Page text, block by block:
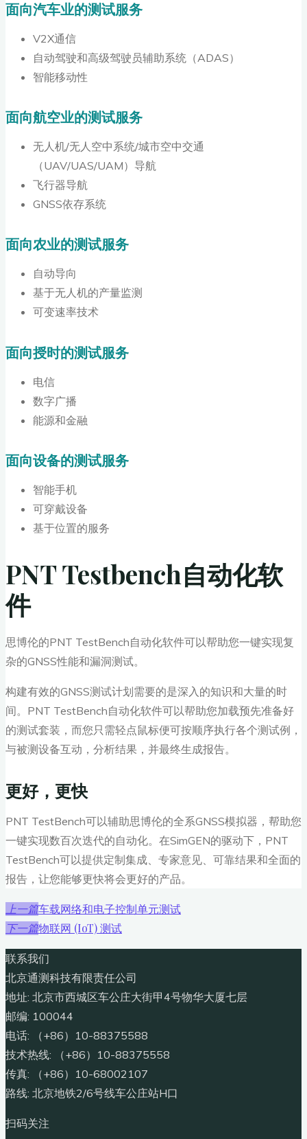
面向汽车业的测试服务
V2X通信
自动驾驶和高级驾驶员辅助系统（ADAS）
智能移动性
面向航空业的测试服务
无人机/无人空中系统/城市空中交通
（UAV/UAS/UAM）导航
飞行器导航
GNSS依存系统
面向农业的测试服务
自动导向
基于无人机的产量监测
可变速率技术
面向授时的测试服务
电信
数字广播
能源和金融
面向设备的测试服务
智能手机
可穿戴设备
基于位置的服务
PNT Testbench自动化软
件
思博伦的PNT TestBench自动化软件可以帮助您一键实现复
杂的GNSS性能和漏洞测试。
构建有效的GNSS测试计划需要的是深入的知识和大量的时
间。PNT TestBench自动化软件可以帮助您加载预先准备好
的测试套装，而您只需轻点鼠标便可按顺序执行各个测试例，
与被测设备互动，分析结果，并最终生成报告。
更好，更快
PNT TestBench可以辅助思博伦的全系GNSS模拟器，帮助您
一键实现数百次迭代的自动化。在SimGEN的驱动下，PNT
TestBench可以提供定制集成、专家意见、可靠结果和全面的
报告，让您能够更快将会更好的产品。
上一篇车载网络和电子控制单元测试
下一篇物联网 (IoT) 测试
联系我们
北京通测科技有限责任公司
地址: 北京市西城区车公庄大街甲4号物华大厦七层
邮编: 100044
电话: （+86）10-88375588
技术热线: （+86）10-88375558
传真: （+86）10-68002107
路线: 北京地铁2/6号线车公庄站H口
扫码关注